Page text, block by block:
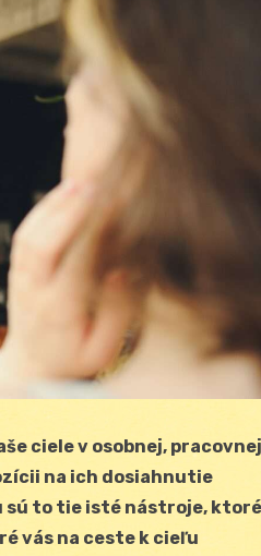
ciele v osobnej, pracovnej
na ich dosiahnutie
sú to tie isté nástroje, ktoré
vás na ceste k cieľu